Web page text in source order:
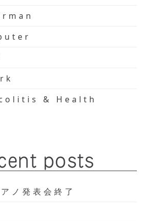
& Health
posts
ノ発表会終了